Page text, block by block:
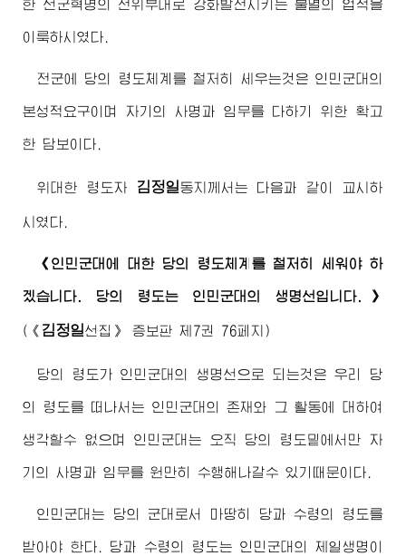
한 선군혁명의 전위부대로 강화발전시키는 불멸의 업적을
이룩하시였다.
전군에 당의 령도체계를 철저히 세우는것은 인민군대의
본성적요구이며 자기의 사명과 임무를 다하기 위한 확고
한 담보이다.
위대한 령도자 김정일동지 께서는 다음과 같이 교시하
시였다.
《인민군대에 대한 당의 령도체계를 철저히 세워야 하
겠습니다. 당의 령도는 인민군대의 생명선입니다.》
(《 김정일선집》 증보판 제7권 76페지)
당의 령도가 인민군대의 생명선으로 되는것은 우리 당
의 령도를 떠나서는 인민군대의 존재와 그 활동에 대하여
생각할수 없으며 인민군대는 오직 당의 령도밑에서만 자
기의 사명과 임무를 원만히 수행해나갈수 있기때문이다.
인민군대는 당의 군대로서 마땅히 당과 수령의 령도를
받아야 한다. 당과 수령의 령도는 인민군대의 제일생명이